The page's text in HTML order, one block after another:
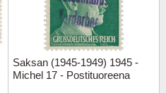
Saksan (1945-1949) 1945 -
Michel 17 - Postituoreena